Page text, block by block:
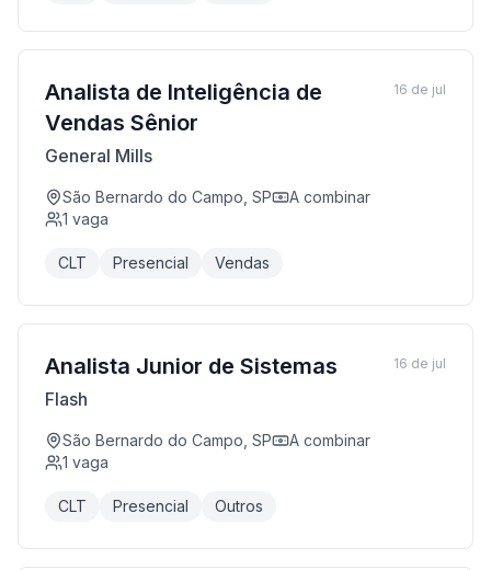
Analista de Inteligência de
Vendas Sênior
General Mills
São Bernardo do Campo, SP
A combinar
1 vaga
CLT Presencial Vendas
16 de jul
Analista Junior de Sistemas
Flash
São Bernardo do Campo, SP
A combinar
1 vaga
CLT Presencial Outros
16 de jul